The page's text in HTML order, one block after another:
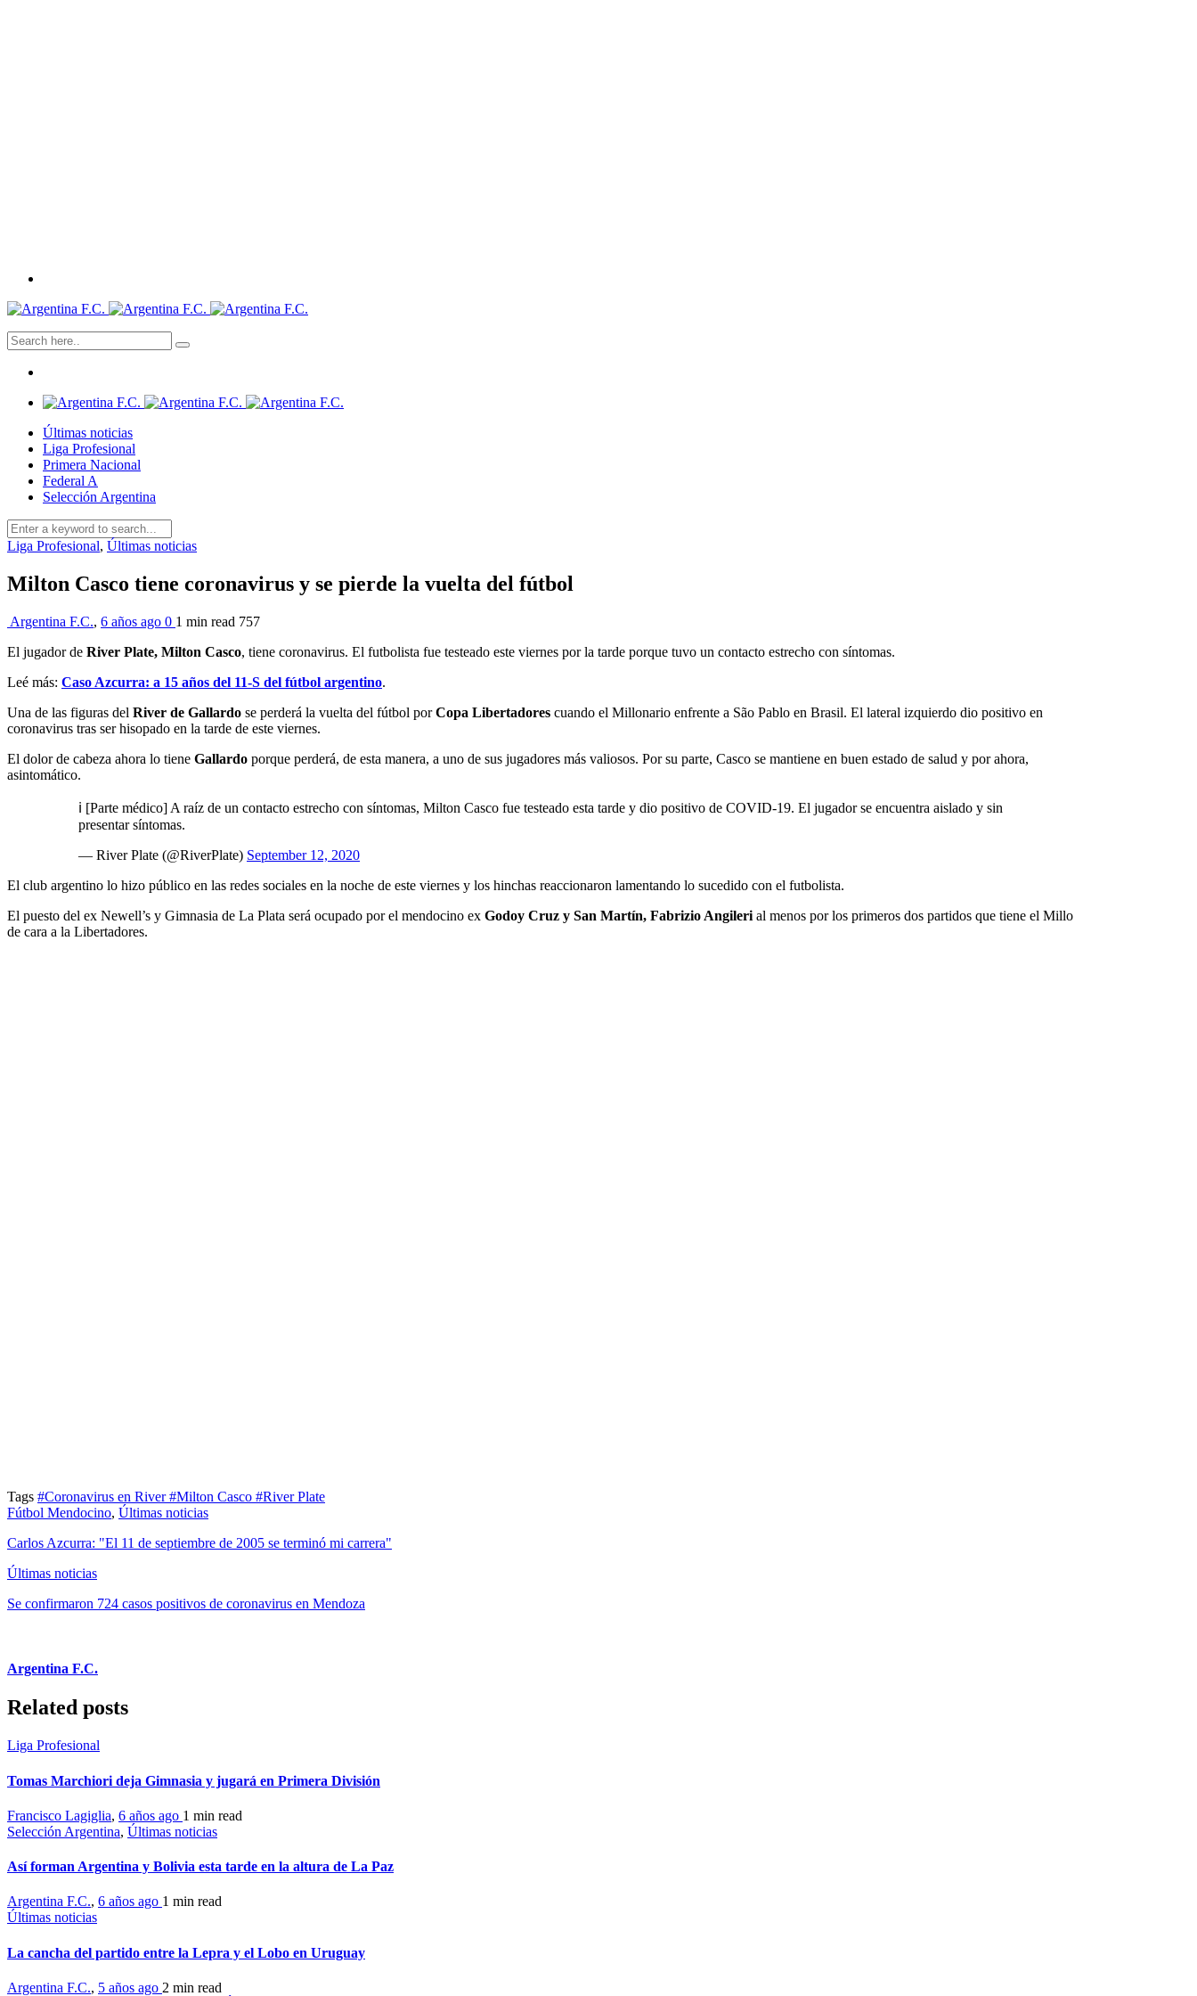
Últimas noticias
Liga Profesional
Primera Nacional
Federal A
Selección Argentina
Liga Profesional, Últimas noticias
Milton Casco tiene coronavirus y se pierde la vuelta del fútbol
Argentina F.C., 6 años ago 0 1 min read 757
El jugador de River Plate, Milton Casco, tiene coronavirus. El futbolista fue testeado este viernes por la tarde porque tuvo un contacto estrecho con síntomas.
Leé más: Caso Azcurra: a 15 años del 11-S del fútbol argentino.
Una de las figuras del River de Gallardo se perderá la vuelta del fútbol porCopa Libertadores cuando el Millonario enfrente a São Pablo en Brasil. El lateral izquierdo dio positivo en
coronavirus tras ser hisopado en la tarde de este viernes.
El dolor de cabeza ahora lo tiene Gallardo porque perderá, de esta manera, a uno de sus jugadores más valiosos. Por su parte, Casco se mantiene en buen estado de salud y por ahora,
asintomático.
ℹ️ [Parte médico] A raíz de un contacto estrecho con síntomas, Milton Casco fue testeado esta tarde y dio positivo de COVID-19. El jugador se encuentra aislado y sin
presentar síntomas.
— River Plate (@RiverPlate) September 12, 2020
El club argentino lo hizo público en las redes sociales en la noche de este viernes y los hinchas reaccionaron lamentando lo sucedido con el futbolista.
El puesto del ex Newell’s y Gimnasia de La Plata será ocupado por el mendocino ex Godoy Cruz y San Martín, Fabrizio Angileri al menos por los primeros dos partidos que tiene el Millo
de cara a la Libertadores.
Tags #Coronavirus en River#Milton Casco #River Plate
Fútbol Mendocino, Últimas noticias
Carlos Azcurra: "El 11 de septiembre de 2005 se terminó mi carrera"
Últimas noticias
Se confirmaron 724 casos positivos de coronavirus en Mendoza
Argentina F.C.
Related posts
Liga Profesional
Tomas Marchiori deja Gimnasia y jugará en Primera División
Francisco Lagiglia, 6 años ago 1 min read
Selección Argentina, Últimas noticias
Así forman Argentina y Bolivia esta tarde en la altura de La Paz
Argentina F.C., 6 años ago 1 min read
Últimas noticias
La cancha del partido entre la Lepra y el Lobo en Uruguay
Argentina F.C., 5 años ago 2 min read